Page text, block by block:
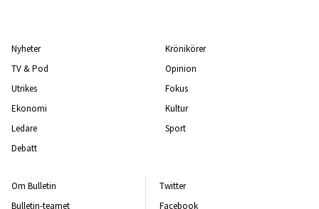
Nyheter
TV & Pod
Utrikes
Ekonomi
Ledare
Debatt
Krönikörer
Opinion
Fokus
Kultur
Sport
Om Bulletin
Bulletin-teamet
Twitter
Facebook